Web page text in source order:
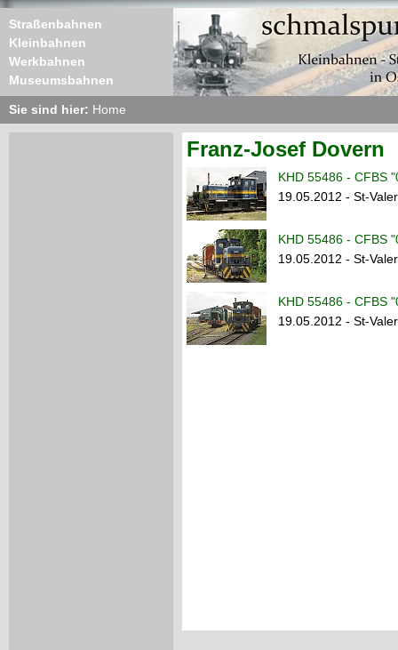
Straßenbahnen
Kleinbahnen
Werkbahnen
Museumsbahnen
Sie sind hier: Home
Franz-Josef Dovern
KHD 55486 - CFBS
19.05.2012 - St-
KHD 55486 - CFBS
19.05.2012 - St-
KHD 55486 - CFBS
19.05.2012 - St-